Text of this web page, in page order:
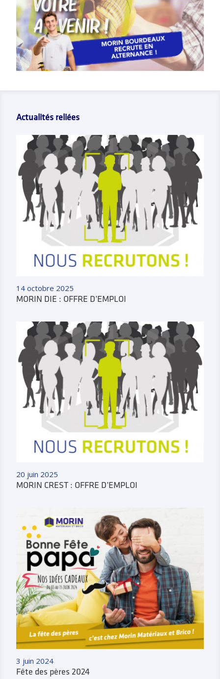
Actualités reliées
14 octobre 2025
MORIN DIE : OFFRE D’EMPLOI
20 juin 2025
MORIN CREST : OFFRE D’EMPLOI
3 juin 2024
Fête des pères 2024